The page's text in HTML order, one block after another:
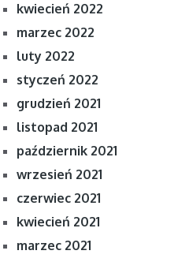
kwiecień 2022
marzec 2022
luty 2022
styczeń 2022
grudzień 2021
listopad 2021
październik 2021
wrzesień 2021
czerwiec 2021
kwiecień 2021
marzec 2021